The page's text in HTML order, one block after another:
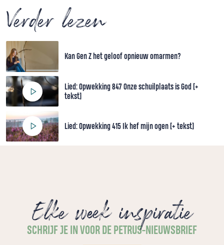
Verder lezen
Kan Gen Z het geloof opnieuw omarmen?
Lied: Opwekking 847 Onze schuilplaats is God [+
tekst]
Lied: Opwekking 415 Ik hef mijn ogen [+ tekst]
Elke week inspiratie
SCHRIJF JE IN VOOR DE PETRUS-NIEUWSBRIEF